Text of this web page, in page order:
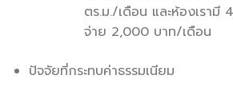
ตร.ม./เดือน และห้องเรามี
จ่าย 2,000 บาท/เดือน
ปัจจัยที่กระทบค่าธรรมเนียม